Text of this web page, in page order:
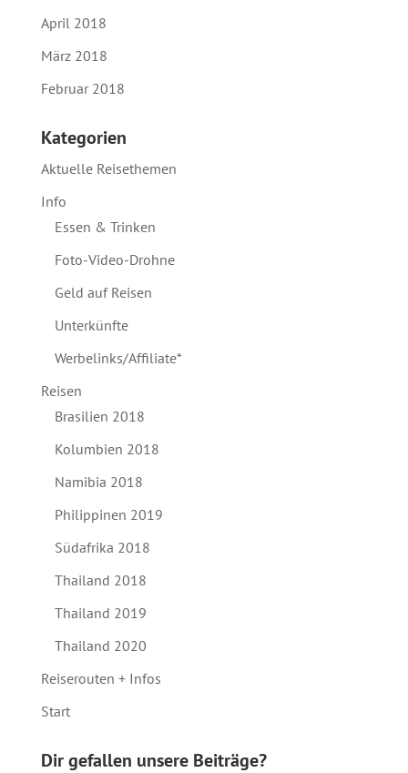
April 2018
März 2018
Februar 2018
Kategorien
Aktuelle Reisethemen
Info
Essen & Trinken
Foto-Video-Drohne
Geld auf Reisen
Unterkünfte
Werbelinks/Affiliate*
Reisen
Brasilien 2018
Kolumbien 2018
Namibia 2018
Philippinen 2019
Südafrika 2018
Thailand 2018
Thailand 2019
Thailand 2020
Reiserouten + Infos
Start
Dir gefallen unsere Beiträge?